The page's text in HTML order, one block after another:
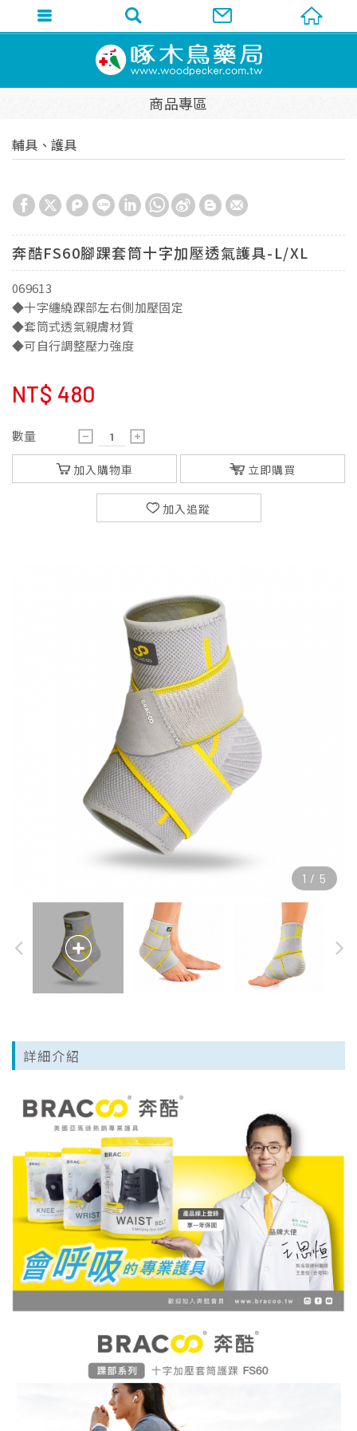
商品專區
輔具、護具
奔酷FS60腳踝套筒十字加壓透氣護具-L/XL
069613
◆十字纏繞踝部左右側加壓固定
◆套筒式透氣親膚材質
◆可自行調整壓力強度
NT$ 480
數量
加入購物車 立即購買
加入追蹤
1 / 5
詳細介紹